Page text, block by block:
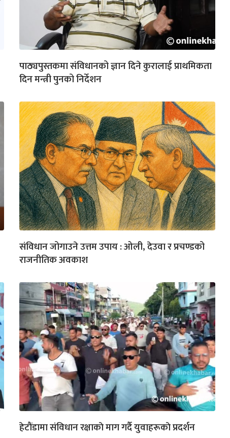
पाठ्यपुस्तकमा संविधानको ज्ञान दिने कुरालाई प्राथमिकता
दिन मन्त्री पुनको निर्देशन
संविधान जोगाउने उत्तम उपाय : ओली, देउवा र प्रचण्डको
राजनीतिक अवकाश
हेटाैंडामा संविधान रक्षाकाे माग गर्दै युवाहरूकाे प्रदर्शन